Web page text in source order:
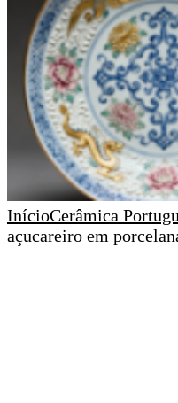
InícioCerâmica
açucareiro em